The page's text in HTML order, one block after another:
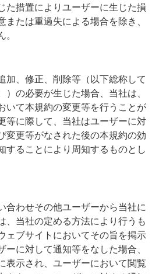
た措置によりユーザーに生じた損
たは重過失による場合を除き、
加、修正、削除等（以下総称して
）の必要が生じた場合、当社は、
いて本規約の変更等を行うことが
等に際して、当社はユーザーに対
変更等がなされた後の本規約の効
することにより周知するものとし
合わせその他ユーザーから当社に
、当社の定める方法により行うも
ェブサイトにおいてその旨を掲示
に対して通知等をなした場合、
表示され、ユーザーにおいて閲覧